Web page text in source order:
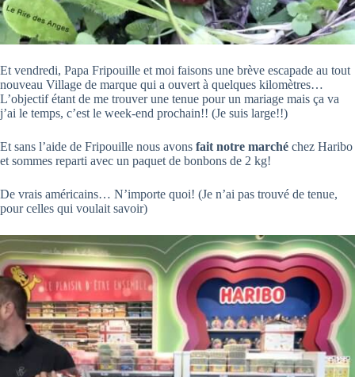
Et vendredi, Papa Fripouille et moi faisons une brève escapade au tout
nouveau Village de marque qui a ouvert à quelques kilomètres…
L’objectif étant de me trouver une tenue pour un mariage mais ça va
j’ai le temps, c’est le week-end prochain!! (Je suis large!!)
Et sans l’aide de Fripouille nous avons fait notre marché chez Haribo
et sommes reparti avec un paquet de bonbons de 2 kg!
De vrais américains… N’importe quoi! (Je n’ai pas trouvé de tenue,
pour celles qui voulait savoir)